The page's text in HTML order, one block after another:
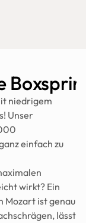
niedrigem
Unser
einfach zu
wirkt? Ein
Mozart ist genau
lässt